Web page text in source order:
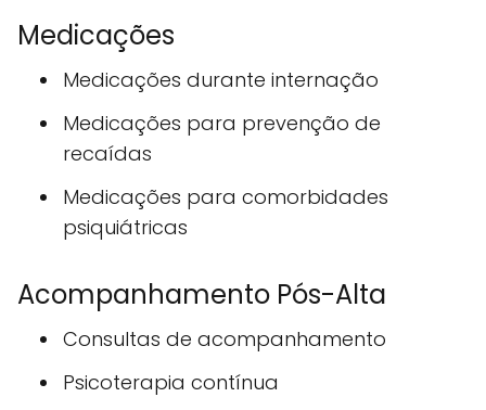
Medicações
Medicações durante internação
Medicações para prevenção de
recaídas
Medicações para comorbidades
psiquiátricas
Acompanhamento Pós-Alta
Consultas de acompanhamento
Psicoterapia contínua